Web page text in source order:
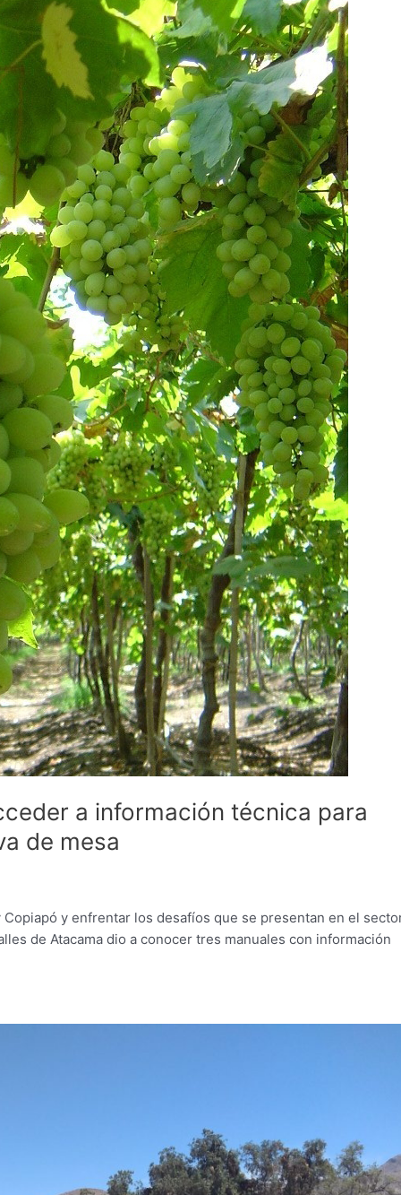
a información técnica para
de mesa
y enfrentar los desafíos que se presentan en el
de Atacama dio a conocer tres manuales con información